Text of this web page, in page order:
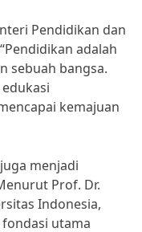
Pendidikan dan
adalah
sebuah bangsa.
kemajuan
menjadi
Prof. Dr.
Indonesia,
utama